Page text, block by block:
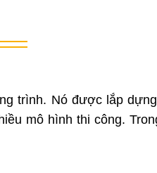
trình. Nó được lắp
mô hình thi công.